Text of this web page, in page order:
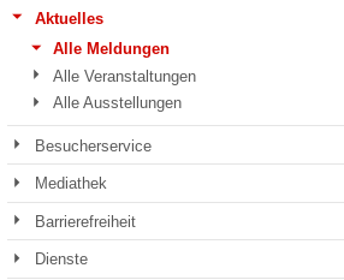
Aktuelles
Alle Meldungen
Alle Veranstaltungen
Alle Ausstellungen
Besucherservice
Mediathek
Barrierefreiheit
Dienste